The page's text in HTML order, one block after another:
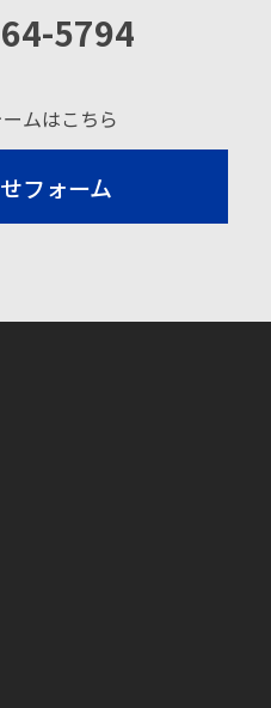
5794
ムはこちら
フォーム